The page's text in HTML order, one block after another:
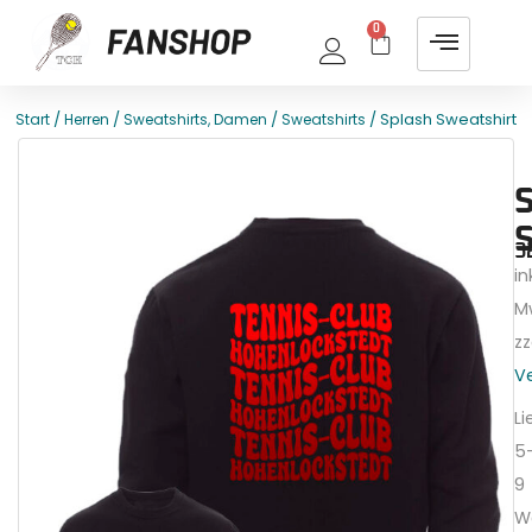
0
Start /Herren /Sweatshirts, Damen /Sweatshirts / Splash Sweatshirt
9